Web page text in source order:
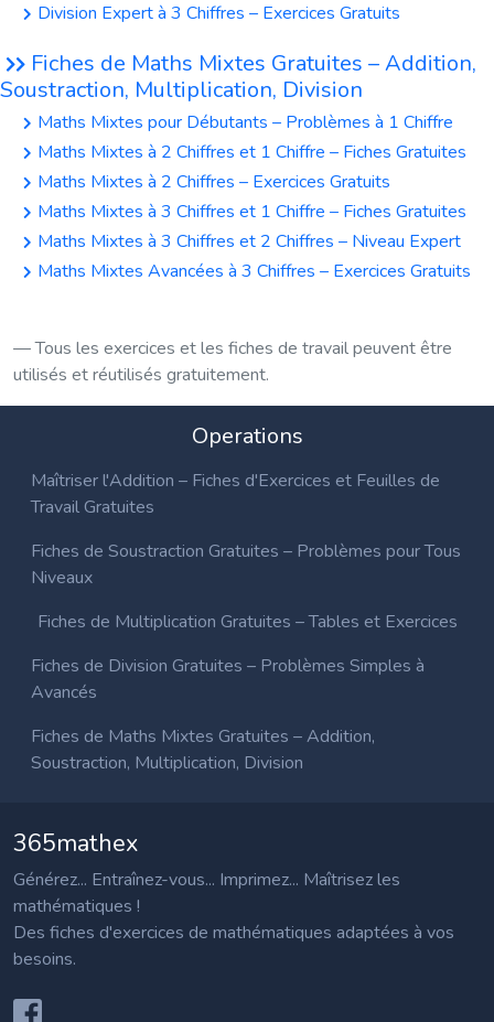
Division Expert à 3 Chiffres – Exercices Gratuits
Fiches de Maths Mixtes Gratuites – Addition,
Soustraction, Multiplication, Division
Maths Mixtes pour Débutants – Problèmes à 1 Chiffre
Maths Mixtes à 2 Chiffres et 1 Chiffre – Fiches Gratuites
Maths Mixtes à 2 Chiffres – Exercices Gratuits
Maths Mixtes à 3 Chiffres et 1 Chiffre – Fiches Gratuites
Maths Mixtes à 3 Chiffres et 2 Chiffres – Niveau Expert
Maths Mixtes Avancées à 3 Chiffres – Exercices Gratuits
Tous les exercices et les fiches de travail peuvent être
utilisés et réutilisés gratuitement.
Operations
Maîtriser l'Addition – Fiches d'Exercices et Feuilles de
Travail Gratuites
Fiches de Soustraction Gratuites – Problèmes pour Tous
Niveaux
Fiches de Multiplication Gratuites – Tables et Exercices
Fiches de Division Gratuites – Problèmes Simples à
Avancés
Fiches de Maths Mixtes Gratuites – Addition,
Soustraction, Multiplication, Division
365mathex
Générez... Entraînez-vous... Imprimez... Maîtrisez les
mathématiques !
Des fiches d'exercices de mathématiques adaptées à vos
besoins.